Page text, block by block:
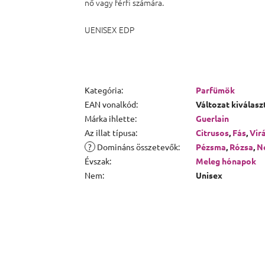
UENISEX EDP
Kategória:
Parfümök
EAN vonalkód:
Változat
Márka ihlette:
Guerlain
Az illat típusa: Citrusos Fás
? Domináns összetevők: Pézsma Rózsa
Évszak:
Meleg hónapok
Nem: Unisex